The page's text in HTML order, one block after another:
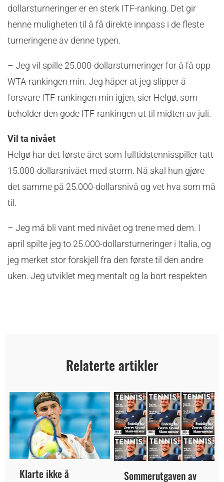
dollarsturneringer er en sterk ITF-ranking. Det gir
henne muligheten til å få direkte innpass i de fleste
turneringene av denne typen.
– Jeg vil spille 25.000-dollarsturneringer for å få opp
WTA-rankingen min. Jeg håper at jeg slipper å
forsvare ITF-rankingen min igjen, sier Helgø, som
beholder den gode ITF-rankingen ut til midten av juli.
Vil ta nivået
Helgø har det første året som fulltidstennisspiller tatt
15.000-dollarsnivået med storm. Nå skal hun gjøre
det samme på 25.000-dollarsnivå og vet hva som må
til.
– Jeg må bli vant med nivået og trene med dem. I
april spilte jeg to 25.000-dollarsturneringer i Italia, og
jeg merket stor forskjell fra den første til den andre
uken. Jeg utviklet meg mentalt og la bort respekten
Relaterte artikler
Klarte ikke å
Sommerutgaven av